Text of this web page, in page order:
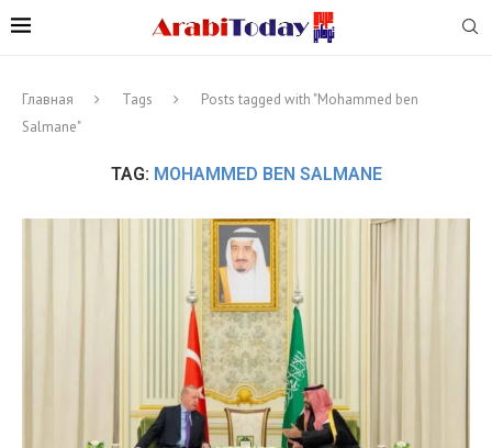
Главная Tags
Posts tagged with "Mohammed ben
Salmane"
TAG: MOHAMMED BEN SALMANE